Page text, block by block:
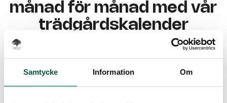
Samtycke Information Om
månad för månad med vår
trädgårdskalender